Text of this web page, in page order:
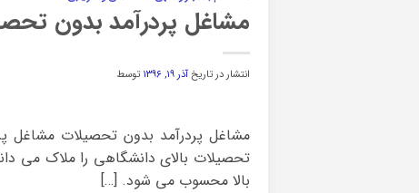
مشاغل پردرآمد بدون
انتشار در تاریخآذر ۱۹, ۱۳۹۶ توسط
مشاغل پردرآمد بدون تحصیلات مشاغل
تحصیلات بالای دانشگاهی را ملاک می
بالا محسوب می شود. […]